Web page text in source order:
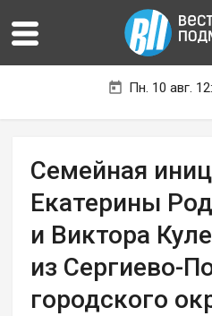
Пн. 10 авг.
Семейная
Екатерины
и Виктора
из Сергиево-
городского